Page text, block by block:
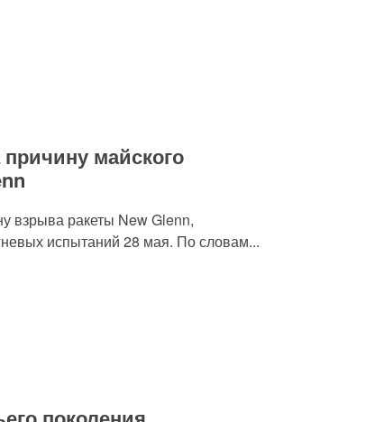
майского
взрыва ракеты New Glenn,
испытаний 28 мая. По словам...